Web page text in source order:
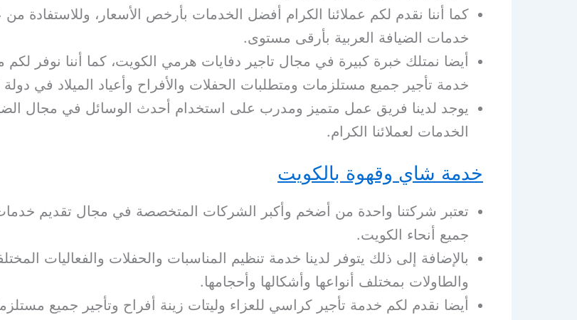
كما أننا نقدم لكم عملائنا الكرام أفضل الخدمات بأرخص الأسعار، وللاستفادة
خدمات الضيافة العربية بأرقى مستوى.
أيضا نمتلك خبرة كبيرة في مجال تاجير دفايات هرمي الكويت، كما أننا نوفر
خدمة تأجير جميع مستلزمات ومتطلبات الحفلات والأفراح وأعياد الميلاد في
يوجد لدينا فريق عمل متميز ومدرب على استخدام أحدث الوسائل في مجال
الخدمات لعملائنا الكرام.
خدمة شاي وقهوة بالكويت
تعتبر شركتنا واحدة من أضخم وأكبر الشركات المتخصصة في مجال تقديم
جميع أنحاء الكويت.
بالإضافة إلى ذلك يتوفر لدينا خدمة تنظيم المناسبات والحفلات والفعاليات
والطاولات بمختلف أنواعها وأشكالها وأحجامها.
أيضا نقدم لكم خدمة تأجير كراسي للعزاء وليتات زينة أفراح وتأجير جميع